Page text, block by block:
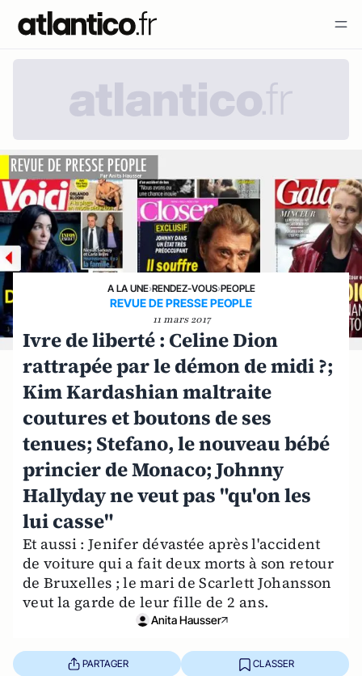
A LA UNE›RENDEZ-VOUS›PEOPLE
REVUE DE PRESSE PEOPLE
11 mars 2017
Ivre de liberté : Celine Dion
rattrapée par le démon de midi ?;
Kim Kardashian maltraite
coutures et boutons de ses
tenues; Stefano, le nouveau bébé
princier de Monaco; Johnny
Hallyday ne veut pas "qu'on les
lui casse"
Et aussi : Jenifer dévastée après l'accident
de voiture qui a fait deux morts à son retour
de Bruxelles ; le mari de Scarlett Johansson
veut la garde de leur fille de 2 ans.
Anita Hausser
PARTAGER CLASSER